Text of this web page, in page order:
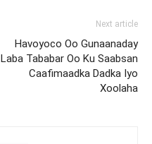
Next article
Havoyoco Oo Gunaanaday
Laba Tababar Oo Ku Saabsan
Caafimaadka Dadka Iyo
Xoolaha